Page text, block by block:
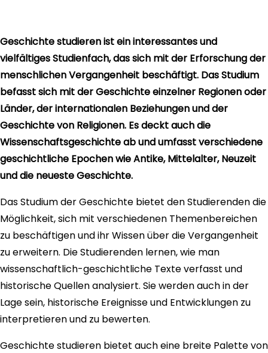
Geschichte studieren ist ein interessantes und
vielfältiges Studienfach, das sich mit der Erforschung der
menschlichen Vergangenheit beschäftigt. Das Studium
befasst sich mit der Geschichte einzelner Regionen oder
Länder, der internationalen Beziehungen und der
Geschichte von Religionen. Es deckt auch die
Wissenschaftsgeschichte ab und umfasst verschiedene
geschichtliche Epochen wie Antike, Mittelalter, Neuzeit
und die neueste Geschichte.
Das Studium der Geschichte bietet den Studierenden die
Möglichkeit, sich mit verschiedenen Themenbereichen
zu beschäftigen und ihr Wissen über die Vergangenheit
zu erweitern. Die Studierenden lernen, wie man
wissenschaftlich-geschichtliche Texte verfasst und
historische Quellen analysiert. Sie werden auch in der
Lage sein, historische Ereignisse und Entwicklungen zu
interpretieren und zu bewerten.
Geschichte studieren bietet auch eine breite Palette von